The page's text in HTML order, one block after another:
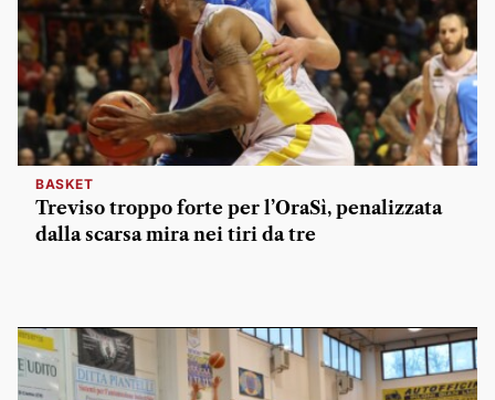
BASKET
Treviso troppo forte per l’OraSì, penalizzata
dalla scarsa mira nei tiri da tre